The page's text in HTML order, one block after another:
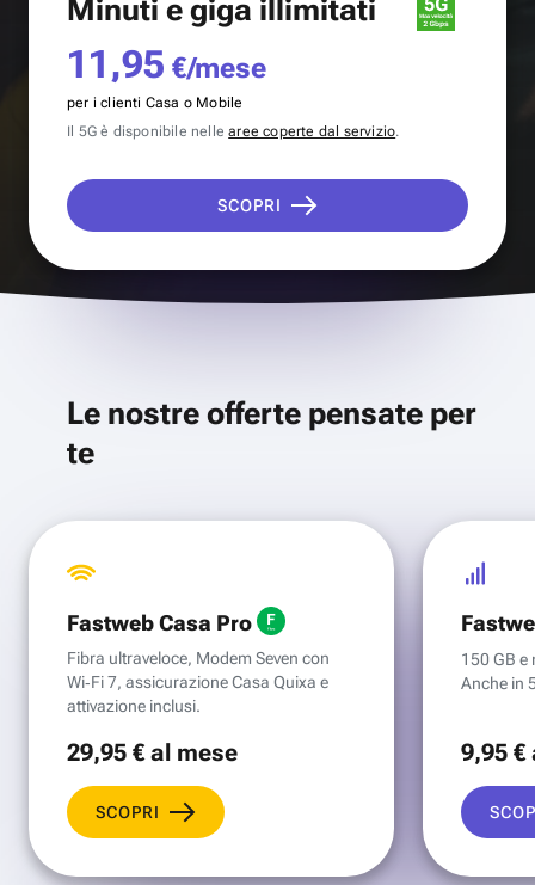
Minuti e giga illimitati
11,95 €/mese
per i clienti Casa o Mobile
Il 5G è disponibile nellearee coperte dal servizio.
SCOPRI
Le nostre offerte pensate per
te
Fastweb Casa Pro
Fibra ultraveloce, Modem Seven con
Wi‑Fi 7, assicurazione Casa Quixa e
attivazione inclusi.
29,95 €al mese
SCOPRI
150 GB e
Anche in
9,95 €